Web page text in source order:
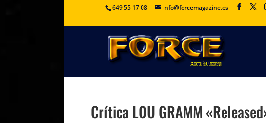
649 55 17 08
info@forcemagazine.es
Crítica LOU GRAMM